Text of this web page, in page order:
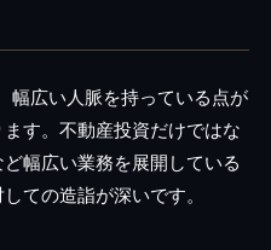
幅広い人脈を持っている点が
す。不動産投資だけではな
幅広い業務を展開している
ての造詣が深いです。